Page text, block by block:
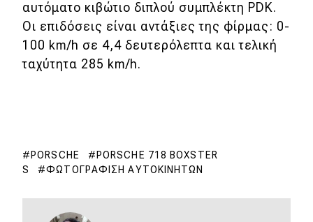
αυτόματο κιβώτιο διπλού συμπλέκτη PDK.
Οι επιδόσεις είναι αντάξιες της φίρμας: 0-
100 km/h σε 4,4 δευτερόλεπτα και τελική
ταχύτητα 285 km/h.
PORSCHE
PORSCHE 718 BOXSTER
S
ΦΩΤΟΓΡΆΦΙΣΗ ΑΥΤΟΚΙΝΉΤΩΝ